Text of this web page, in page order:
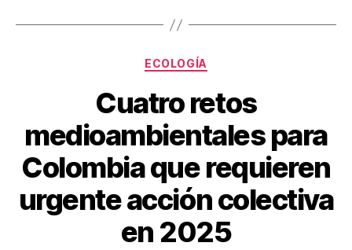
o
Categorías
ECOLOGÍA
Cuatro retos
medioambientales para
Colombia que requieren
urgente acción colectiva
en 2025